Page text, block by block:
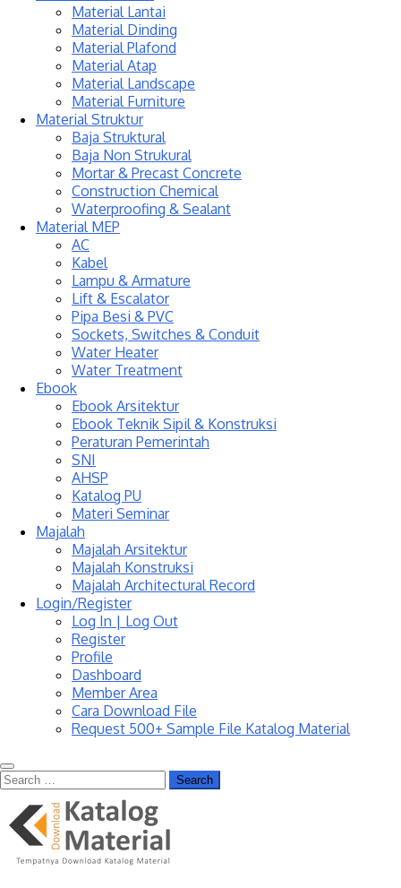
Material Lantai
Material Dinding
Material Plafond
Material Atap
Material Landscape
Material Furniture
Material Struktur
Baja Struktural
Baja Non Strukural
Mortar & Precast Concrete
Construction Chemical
Waterproofing & Sealant
Material MEP
AC
Kabel
Lampu & Armature
Lift & Escalator
Pipa Besi & PVC
Sockets, Switches & Conduit
Water Heater
Water Treatment
Ebook
Ebook Arsitektur
Ebook Teknik Sipil & Konstruksi
Peraturan Pemerintah
SNI
AHSP
Katalog PU
Materi Seminar
Majalah
Majalah Arsitektur
Majalah Konstruksi
Majalah Architectural Record
Login/Register
Log In | Log Out
Register
Profile
Dashboard
Member Area
Cara Download File
Request 500+ Sample File Katalog Material